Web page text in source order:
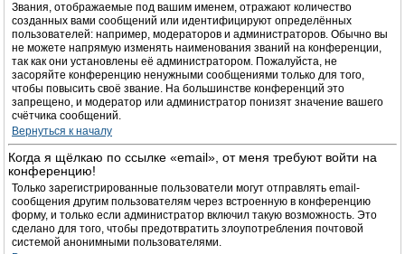
Звания, отображаемые под вашим именем, отражают количество
созданных вами сообщений или идентифицируют определённых
пользователей: например, модераторов и администраторов. Обычно вы
не можете напрямую изменять наименования званий на конференции,
так как они установлены её администратором. Пожалуйста, не
засоряйте конференцию ненужными сообщениями только для того,
чтобы повысить своё звание. На большинстве конференций это
запрещено, и модератор или администратор понизят значение вашего
счётчика сообщений.
Вернуться к началу
Когда я щёлкаю по ссылке «email», от меня требуют войти на
конференцию!
Только зарегистрированные пользователи могут отправлять email-
сообщения другим пользователям через встроенную в конференцию
форму, и только если администратор включил такую возможность. Это
сделано для того, чтобы предотвратить злоупотребления почтовой
системой анонимными пользователями.